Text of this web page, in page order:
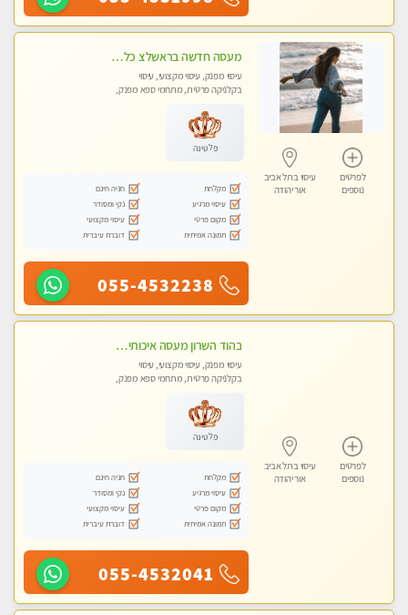
לפרטים
נוספים
עיסוי בתל אביב
אור יהודה
מעסה חדשה בראשלצ כל סוגי העיסויים מעסה מקצועית ואיכותית פרטי!!!
עיסוי מפנק, עיסוי מקצועי, עיסוי
בקלניקה פרטית, מתחמי ספא מפנק,
פלטינה
מקלחת
חניה חינם
עיסוי מרגיע
נקי ומסודר
מקום פרטי
עיסוי מקצועי
תמונה אמיתית
דוברת עיברית
055-4532238
לפרטים
נוספים
עיסוי בתל אביב
אור יהודה
בהוד השרון מעסה איכותית מקצועית ומפנקת מאוד
עיסוי מפנק, עיסוי מקצועי, עיסוי
בקלניקה פרטית, מתחמי ספא מפנק,
פלטינה
מקלחת
חניה חינם
עיסוי מרגיע
נקי ומסודר
מקום פרטי
עיסוי מקצועי
תמונה אמיתית
דוברת עיברית
055-4532041